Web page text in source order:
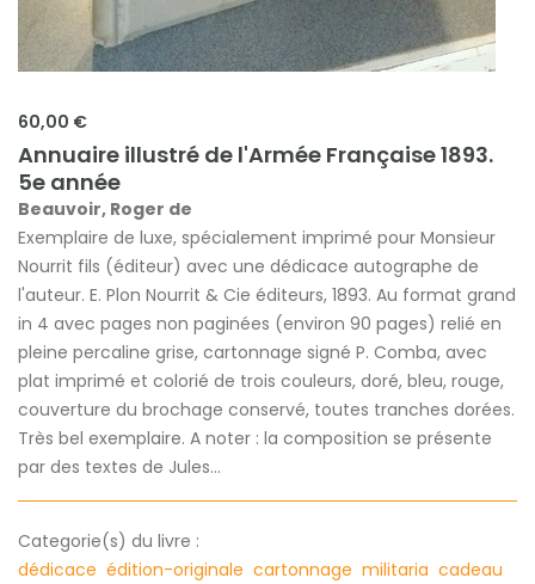
60,00 €
Annuaire illustré de l'Armée Française 1893.
5e année
Beauvoir, Roger de
Exemplaire de luxe, spécialement imprimé pour Monsieur
Nourrit fils (éditeur) avec une dédicace autographe de
l'auteur. E. Plon Nourrit & Cie éditeurs, 1893. Au format grand
in 4 avec pages non paginées (environ 90 pages) relié en
pleine percaline grise, cartonnage signé P. Comba, avec
plat imprimé et colorié de trois couleurs, doré, bleu, rouge,
couverture du brochage conservé, toutes tranches dorées.
Très bel exemplaire. A noter : la composition se présente
par des textes de Jules...
Categorie(s) du livre :
dédicace édition-originale cartonnage militaria cadeau